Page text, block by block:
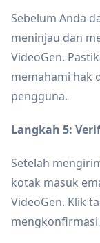
Sebelum Anda
meninjau dan
VideoGen.
memahami hak
pengguna.
Langkah 5:
Setelah
kotak masuk
VideoGen. Klik
mengkonfirmasi